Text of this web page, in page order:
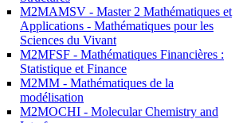
M2MAMSV - Master 2 Mathématiques et
Applications - Mathématiques pour les
Sciences du Vivant
M2MFSF - Mathématiques Financières :
Statistique et Finance
M2MM - Mathématiques de la
modélisation
M2MOCHI - Molecular Chemistry and